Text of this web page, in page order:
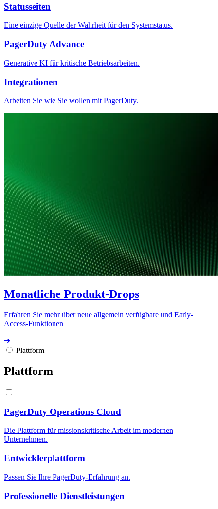
Statusseiten
Eine einzige Quelle der Wahrheit für den Systemstatus.
PagerDuty Advance
Generative KI für kritische Betriebsarbeiten.
Integrationen
Arbeiten Sie wie Sie wollen mit PagerDuty.
Monatliche Produkt-Drops
Erfahren Sie mehr über neue allgemein verfügbare und Early-
Access-Funktionen
➔
Plattform
Plattform
PagerDuty Operations Cloud
Die Plattform für missionskritische Arbeit im modernen
Unternehmen.
Entwicklerplattform
Passen Sie Ihre PagerDuty-Erfahrung an.
Professionelle Dienstleistungen